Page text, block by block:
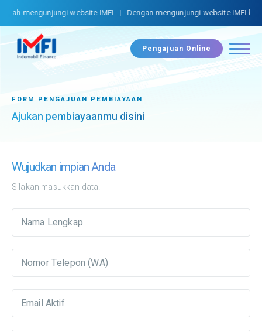
mengunjungi website IMFI | Dengan mengunjungi website IMFI
Pengajuan Online
FORM PENGAJUAN PEMBIAYAAN
Ajukan pembiayaanmu disini
Wujudkan impian Anda
Silakan masukkan data.
Nama Lengkap
Nomor Telepon (WA)
Email Aktif